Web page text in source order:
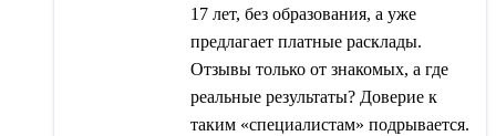
17 лет, без образования, а уже
предлагает платные расклады.
Отзывы только от знакомых, а где
реальные результаты? Доверие к
таким «специалистам» подрывается.